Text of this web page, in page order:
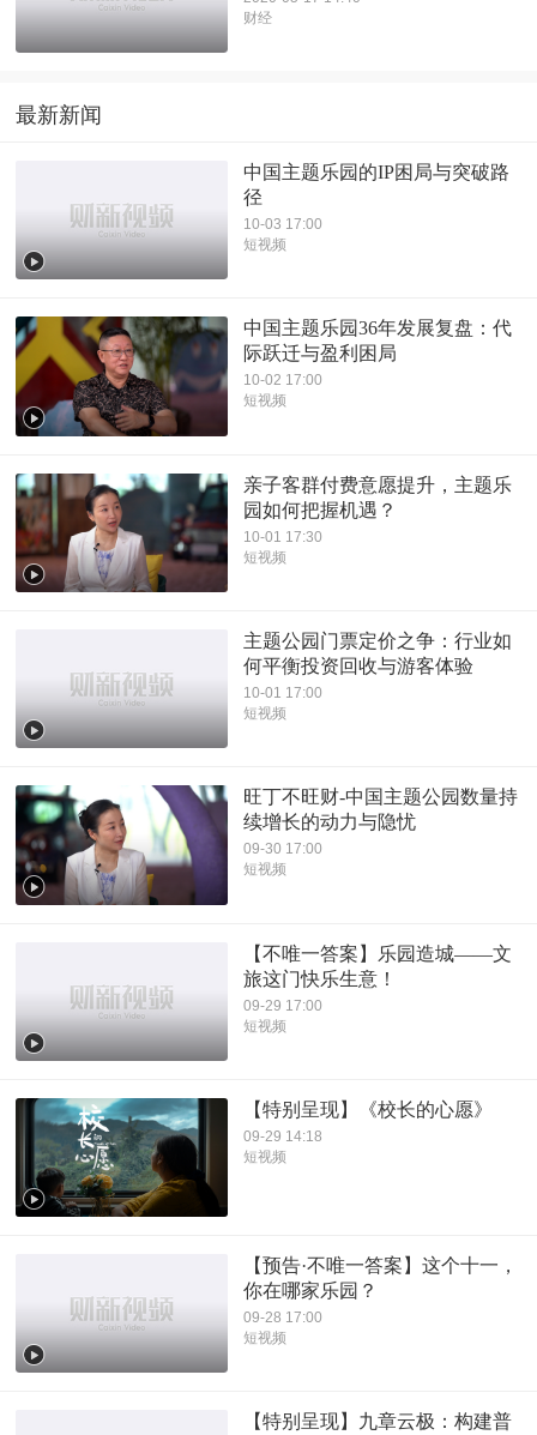
财经
最新新闻
中国主题乐园的IP困局与突破路
径
10-03 17:00
短视频
中国主题乐园36年发展复盘：代
际跃迁与盈利困局
10-02 17:00
短视频
亲子客群付费意愿提升，主题乐
园如何把握机遇？
10-01 17:30
短视频
主题公园门票定价之争：行业如
何平衡投资回收与游客体验
10-01 17:00
短视频
旺丁不旺财-中国主题公园数量持
续增长的动力与隐忧
09-30 17:00
短视频
【不唯一答案】乐园造城——文
旅这门快乐生意！
09-29 17:00
短视频
【特别呈现】《校长的心愿》
09-29 14:18
短视频
【预告·不唯一答案】这个十一，
你在哪家乐园？
09-28 17:00
短视频
【特别呈现】九章云极：构建普